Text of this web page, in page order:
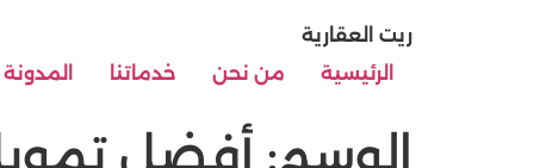
ريت العقارية
الرئيسية
من نحن خدماتنا المدونة
الوسم: أفضل